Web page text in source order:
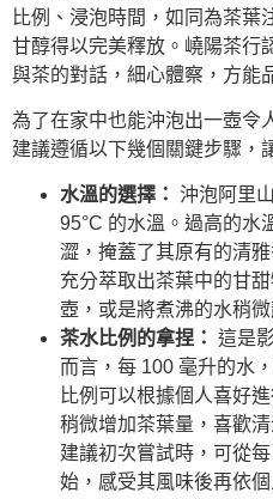
比例、浸泡時間，如同為茶葉
甘醇得以完美釋放。嶢陽茶行
與茶的對話，細心體察，方能
為了在家中也能沖泡出一壺令
建議遵循以下幾個關鍵步驟，
水溫的選擇：
沖泡阿里
95°C 的水溫。過高的水
澀，掩蓋了其原有的清
充分萃取出茶葉中的甘
壺，或是將煮沸的水稍
茶水比例的拿捏： 這是
而言，每 100 毫升的水
比例可以根據個人喜好
稍微增加茶葉量，喜歡
建議初次嘗試時，可從
始，感受其風味後再依個